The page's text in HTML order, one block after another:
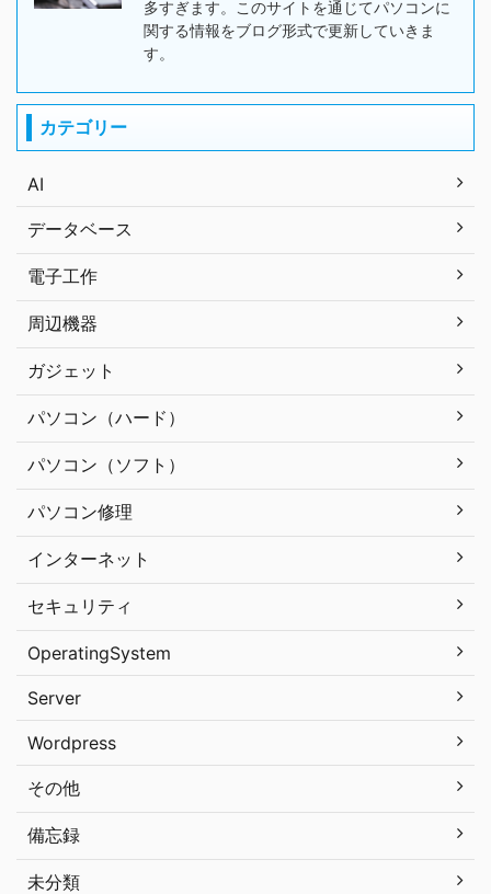
多すぎます。このサイトを通じてパソコンに
関する情報をブログ形式で更新していきま
す。
カテゴリー
AI
データベース
電子工作
周辺機器
ガジェット
パソコン（ハード）
パソコン（ソフト）
パソコン修理
インターネット
セキュリティ
OperatingSystem
Server
Wordpress
その他
備忘録
未分類